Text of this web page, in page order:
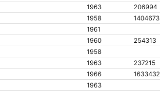
1963
206994
1958
1404673
1961
1960
254313
1958
1963
237215
1966
1633432
1963